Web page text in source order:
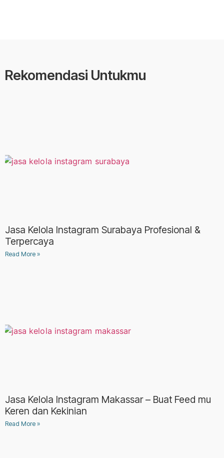
Rekomendasi Untukmu
Jasa Kelola Instagram Surabaya Profesional &
Terpercaya
Read More »
Jasa Kelola Instagram Makassar – Buat Feed mu
Keren dan Kekinian
Read More »